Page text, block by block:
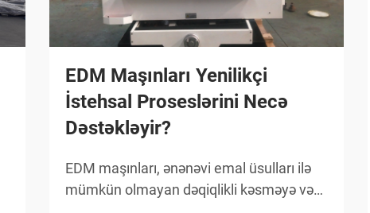
EDM Maşınları Yenilikçi
İstehsal Proseslərini Necə
Dəstəkləyir?
EDM maşınları, ənənəvi emal üsulları ilə
mümkün olmayan dəqiqlikli kəsməyə və